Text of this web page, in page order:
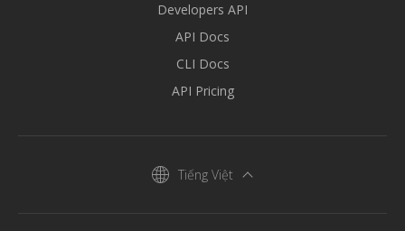
Developers API
API Docs
CLI Docs
API Pricing
Tiếng Việt